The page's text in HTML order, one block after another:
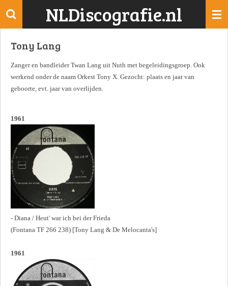
Ga
de
NLDiscografie.nl
Tony Lang
Zanger en bandleider Twan Lang uit Nuth met begeleidingsgroep. Ook
werkend onder de naam Orkest Tony X. Gezocht: plaats en jaar van
geboorte, evt. jaar van overlijden.
1961
- Diana / Heut' war ich bei der Frieda
(Fontana TF 266 238) [Tony Lang & De Melocanta's]
1961